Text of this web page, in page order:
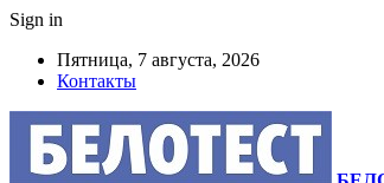
Sign in
Пятница, 7 августа, 2026
Контакты